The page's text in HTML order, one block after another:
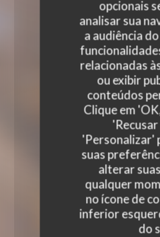
opcionais
analisar sua
a audiência
relacionadas
ou exibir
conteúdos
Clique em
'Personalizar'
suas
alterar
qualquer
no ícone de
inferior
do